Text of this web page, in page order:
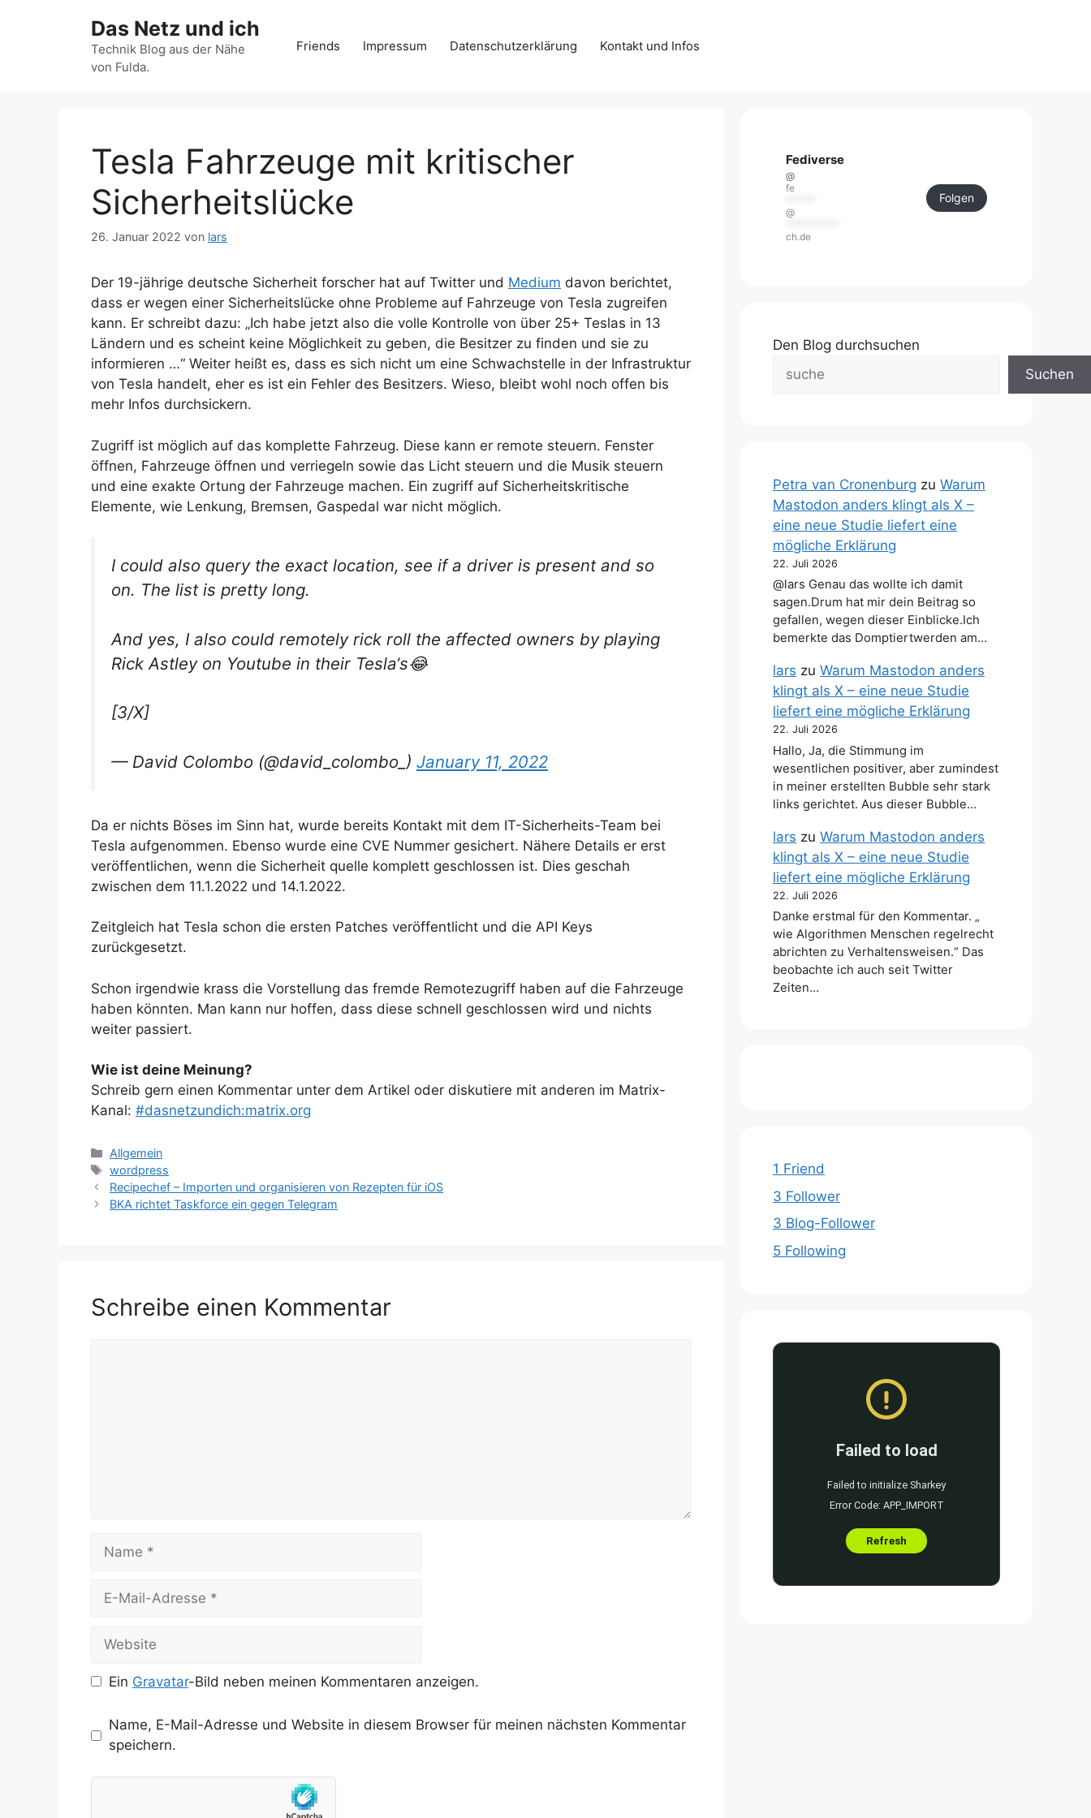
Das Netz und ich
Technik Blog aus der Nähe
von Fulda.
Friends Impressum Datenschutzerklärung Kontakt und Infos
Tesla Fahrzeuge mit kritischer
Sicherheitslücke
26. Januar 2022 von lars
Der 19-jährige deutsche Sicherheit forscher hat auf Twitter und Medium davon berichtet,
dass er wegen einer Sicherheitslücke ohne Probleme auf Fahrzeuge von Tesla zugreifen
kann. Er schreibt dazu: „Ich habe jetzt also die volle Kontrolle von über 25+ Teslas in 13
Ländern und es scheint keine Möglichkeit zu geben, die Besitzer zu finden und sie zu
informieren …“ Weiter heißt es, dass es sich nicht um eine Schwachstelle in der Infrastruktur
von Tesla handelt, eher es ist ein Fehler des Besitzers. Wieso, bleibt wohl noch offen bis
mehr Infos durchsickern.
Zugriff ist möglich auf das komplette Fahrzeug. Diese kann er remote steuern. Fenster
öffnen, Fahrzeuge öffnen und verriegeln sowie das Licht steuern und die Musik steuern
und eine exakte Ortung der Fahrzeuge machen. Ein zugriff auf Sicherheitskritische
Elemente, wie Lenkung, Bremsen, Gaspedal war nicht möglich.
I could also query the exact location, see if a driver is present and so
on. The list is pretty long.
And yes, I also could remotely rick roll the affected owners by playing
Rick Astley on Youtube in their Tesla‘s😂
[3/X]
— David Colombo (@david_colombo_) January 11, 2022
Da er nichts Böses im Sinn hat, wurde bereits Kontakt mit dem IT-Sicherheits-Team bei
Tesla aufgenommen. Ebenso wurde eine CVE Nummer gesichert. Nähere Details er erst
veröffentlichen, wenn die Sicherheit quelle komplett geschlossen ist. Dies geschah
zwischen dem 11.1.2022 und 14.1.2022.
Zeitgleich hat Tesla schon die ersten Patches veröffentlicht und die API Keys
zurückgesetzt.
Schon irgendwie krass die Vorstellung das fremde Remotezugriff haben auf die Fahrzeuge
haben könnten. Man kann nur hoffen, dass diese schnell geschlossen wird und nichts
weiter passiert.
Wie ist deine Meinung?
Schreib gern einen Kommentar unter dem Artikel oder diskutiere mit anderen im Matrix-
Kanal: #dasnetzundich:matrix.org
Kategorien
Allgemein
Schlagwörter
wordpress
Recipechef – Importen und organisieren von Rezepten für iOS
BKA richtet Taskforce ein gegen Telegram
Schreibe einen Kommentar
Mail-
Ein Gravatar-Bild neben meinen Kommentaren anzeigen.
Name, E-Mail-Adresse und Website in diesem Browser für meinen nächsten Kommentar
speichern.
Fediverse
@
fe
@
ch.de
Folgen
Den Blog durchsuchen
Suchen
Petra van Cronenburg zu Warum
Mastodon anders klingt als X –
eine neue Studie liefert eine
mögliche Erklärung
22. Juli 2026
@lars Genau das wollte ich damit
sagen.Drum hat mir dein Beitrag so
gefallen, wegen dieser Einblicke.Ich
bemerkte das Domptiertwerden am…
lars zu Warum Mastodon anders
klingt als X – eine neue Studie
liefert eine mögliche Erklärung
22. Juli 2026
Hallo, Ja, die Stimmung im
wesentlichen positiver, aber zumindest
in meiner erstellten Bubble sehr stark
links gerichtet. Aus dieser Bubble…
lars zu Warum Mastodon anders
klingt als X – eine neue Studie
liefert eine mögliche Erklärung
22. Juli 2026
Danke erstmal für den Kommentar. „
wie Algorithmen Menschen regelrecht
abrichten zu Verhaltensweisen.“ Das
beobachte ich auch seit Twitter
Zeiten…
1 Friend
3 Follower
3 Blog-Follower
5 Following